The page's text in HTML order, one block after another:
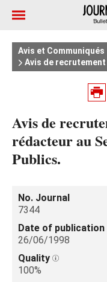
Avis et Communiqués
Avis de recrutement
Avis de
rédacteur au
Publics.
No. Journal
7344
Date of publication
26/06/1998
Quality
100%